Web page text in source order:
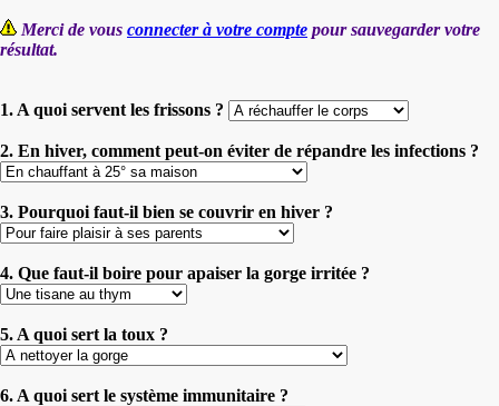
Merci de vous connecter à votre compte pour sauvegarder votre
résultat.
1. A quoi servent les frissons ?
2. En hiver, comment peut-on éviter de répandre les infections ?
3. Pourquoi faut-il bien se couvrir en hiver ?
4. Que faut-il boire pour apaiser la gorge irritée ?
5. A quoi sert la toux ?
6. A quoi sert le système immunitaire ?